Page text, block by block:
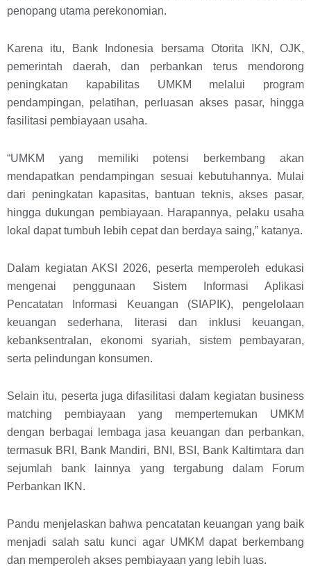
penopang utama perekonomian.
Karena itu, Bank Indonesia bersama Otorita IKN, OJK,
pemerintah daerah, dan perbankan terus mendorong
peningkatan kapabilitas UMKM melalui program
pendampingan, pelatihan, perluasan akses pasar, hingga
fasilitasi pembiayaan usaha.
“UMKM yang memiliki potensi berkembang akan
mendapatkan pendampingan sesuai kebutuhannya. Mulai
dari peningkatan kapasitas, bantuan teknis, akses pasar,
hingga dukungan pembiayaan. Harapannya, pelaku usaha
lokal dapat tumbuh lebih cepat dan berdaya saing,” katanya.
Dalam kegiatan AKSI 2026, peserta memperoleh edukasi
mengenai penggunaan Sistem Informasi Aplikasi
Pencatatan Informasi Keuangan (SIAPIK), pengelolaan
keuangan sederhana, literasi dan inklusi keuangan,
kebanksentralan, ekonomi syariah, sistem pembayaran,
serta pelindungan konsumen.
Selain itu, peserta juga difasilitasi dalam kegiatan business
matching pembiayaan yang mempertemukan UMKM
dengan berbagai lembaga jasa keuangan dan perbankan,
termasuk BRI, Bank Mandiri, BNI, BSI, Bank Kaltimtara dan
sejumlah bank lainnya yang tergabung dalam Forum
Perbankan IKN.
Pandu menjelaskan bahwa pencatatan keuangan yang baik
menjadi salah satu kunci agar UMKM dapat berkembang
dan memperoleh akses pembiayaan yang lebih luas.